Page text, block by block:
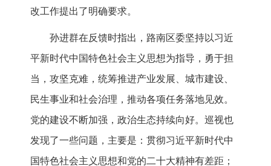
改工作提出了明确要求。
孙进群在反馈时指出，路南区委坚持以习近
平新时代中国特色社会主义思想为指导，勇于担
当，攻坚克难，统筹推进产业发展、城市建设、
民生事业和社会治理，推动各项任务落地见效。
党的建设不断加强，政治生态持续向好。巡视也
发现了一些问题，主要是：贯彻习近平新时代中
国特色社会主义思想和党的二十大精神有差距；